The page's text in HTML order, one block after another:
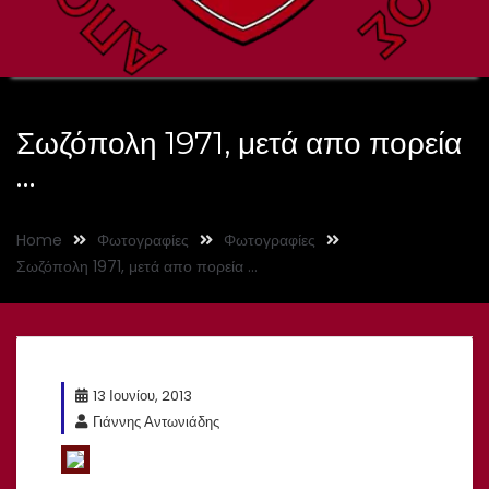
Σωζόπολη 1971, μετά απο πορεία
…
Home Φωτογραφίες
Φωτογραφίες
Σωζόπολη 1971, μετά απο πορεία …
13 Ιουνίου, 2013
Γιάννης Αντωνιάδης